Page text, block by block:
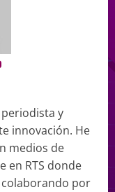
y
innovación. He
medios de
en RTS donde
colaborando por